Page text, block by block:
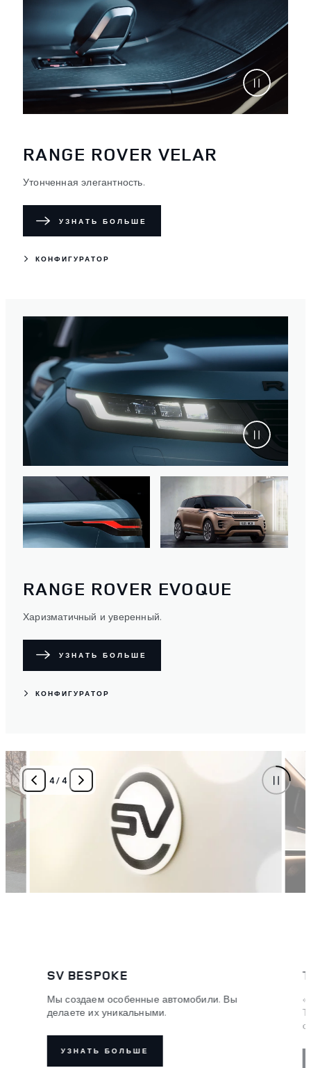
RANGE ROVER VELAR
Утонченная элегантность.
УЗНАТЬ БОЛЬШЕ
КОНФИГУРАТОР
RANGE ROVER EVOQUE
Харизматичный и уверенный.
УЗНАТЬ БОЛЬШЕ
КОНФИГУРАТОР
4/4
SV BESPOKE
Мы создаем особенные автомобили. Вы
делаете их уникальными.
УЗНАТЬ БОЛЬШЕ